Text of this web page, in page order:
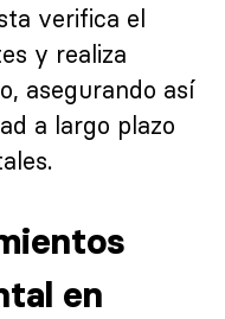
verifica el
y realiza
asegurando así
a largo plazo
en